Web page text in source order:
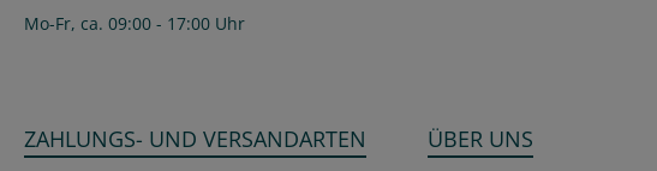
Mo-Fr, ca. 09:00 - 17:00 Uhr
ZAHLUNGS- UND VERSANDARTEN ÜBER UNS